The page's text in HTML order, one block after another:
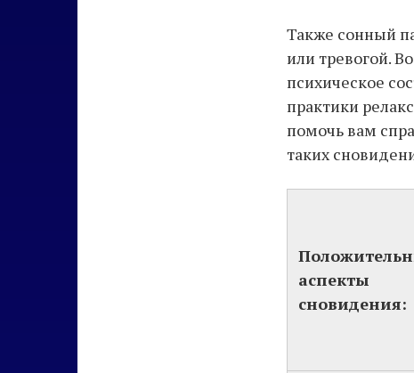
Также сонный
или тревогой.
психическое
практики
помочь вам
таких
аспекты
сновидения: